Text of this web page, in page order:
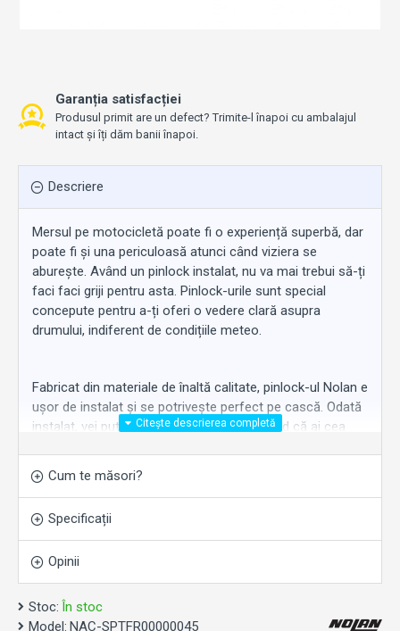
Garanția satisfacției
Produsul primit are un defect? Trimite-l înapoi cu ambalajul
intact și îți dăm banii înapoi.
Descriere
Mersul pe motocicletă poate fi o experiență superbă, dar
poate fi și una periculoasă atunci când viziera se
aburește. Având un pinlock instalat, nu va mai trebui să-ți
faci faci griji pentru asta. Pinlock-urile sunt special
concepute pentru a-ți oferi o vedere clară asupra
drumului, indiferent de condițiile meteo.
Fabricat din materiale de înaltă calitate, pinlock-ul Nolan e
ușor de instalat și se potrivește perfect pe cască. Odată
instalat, vei putea circula cu încredere, știind că ai cea
Pinlock-urile sunt un must-have pentru orice motociclist
serios, care vrea să rămână în siguranță pe drum. Sunt
perfecte atât pentru navetiști, cât și cei care se plimbă
de plăcere. Performanța, durabilitatea și accesibilitatea
lor sunt imbatabile, așa că nu vei găsi o soluție mai bună
împotriva aburirii. Modelele cu care acestea sunt
compatibile le poți vedea în denumire.
Cum te măsori?
Specificații
Opinii
Stoc: În stoc
Model: NAC-SPTFR00000045